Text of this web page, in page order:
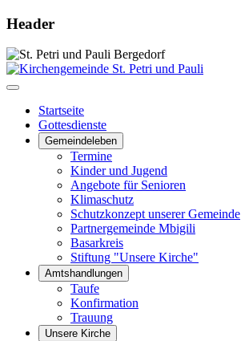
Header
Startseite
Gottesdienste
Gemeindeleben
Termine
Kinder und Jugend
Angebote für Senioren
Klimaschutz
Schutzkonzept unserer Gemeinde
Partnergemeinde Mbigili
Basarkreis
Stiftung "Unsere Kirche"
Amtshandlungen
Taufe
Konfirmation
Trauung
Unsere Kirche